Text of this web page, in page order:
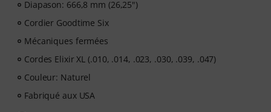
Diapason: 666,8 mm (26,25")
Cordier Goodtime Six
Mécaniques fermées
Cordes Elixir XL (.010, .014, .023, .030, .039, .047)
Couleur: Naturel
Fabriqué aux USA